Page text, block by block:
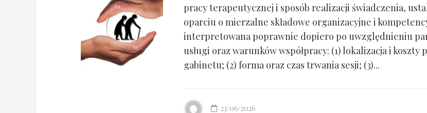
pracy terapeutycznej i sposób realizacji świadczenia,
oparciu o mierzalne składowe organizacyjne i
interpretowana poprawnie dopiero po uwzględnieniu
usługi oraz warunków współpracy: (1) lokalizacja i koszty
gabinetu; (2) forma oraz czas trwania sesji; (3)...
23/06/2026